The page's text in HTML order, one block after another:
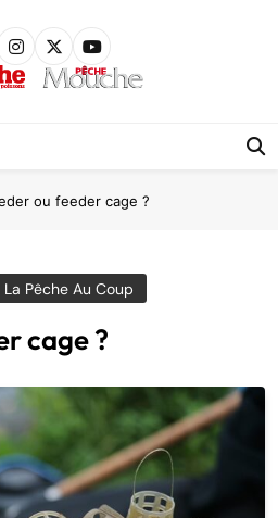
ou feeder cage ?
Pêche Au Coup
cage ?